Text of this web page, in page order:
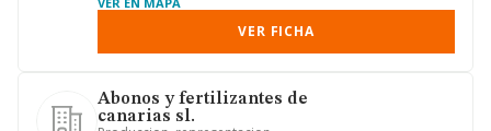
VER FICHA
Abonos y fertilizantes de
canarias sl.